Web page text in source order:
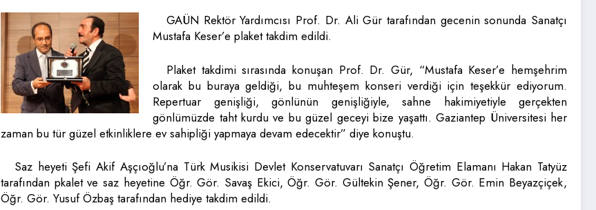
GAÜN Rektör Yardımcısı Prof. Dr. Ali Gür tarafından gecenin sonunda Sanatçı
Mustafa Keser’e plaket takdim edildi.
Plaket takdimi sırasında konuşan Prof. Dr. Gür, “Mustafa Keser’e hemşehrim
olarak bu buraya geldiği, bu muhteşem konseri verdiği için teşekkür ediyorum.
Repertuar genişliği, gönlünün genişliğiyle, sahne hakimiyetiyle gerçekten
gönlümüzde taht kurdu ve bu güzel geceyi bize yaşattı. Gaziantep Üniversitesi her
zaman bu tür güzel etkinliklere ev sahipliği yapmaya devam edecektir” diye konuştu.
Saz heyeti Şefi Akif Aşçıoğlu’na Türk Musikisi Devlet Konservatuvarı Sanatçı Öğretim Elamanı Hakan Tatyüz
tarafından pkalet ve saz heyetine Öğr. Gör. Savaş Ekici, Öğr. Gör. Gültekin Şener, Öğr. Gör. Emin Beyazçiçek,
Öğr. Gör. Yusuf Özbaş tarafından hediye takdim edildi.